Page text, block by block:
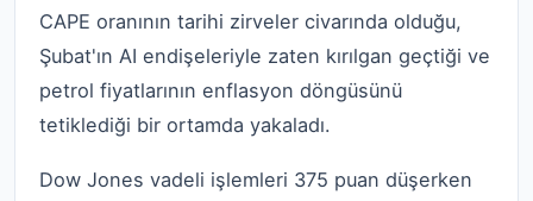
CAPE oranının tarihi zirveler civarında olduğu,
Şubat'ın AI endişeleriyle zaten kırılgan geçtiği ve
petrol fiyatlarının enflasyon döngüsünü
tetiklediği bir ortamda yakaladı.
Dow Jones vadeli işlemleri 375 puan düşerken